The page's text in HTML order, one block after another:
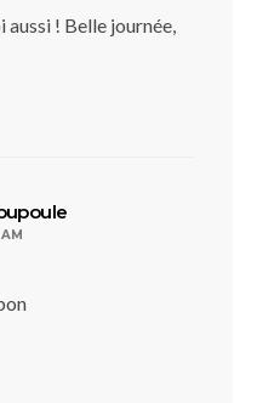
! Belle journée,